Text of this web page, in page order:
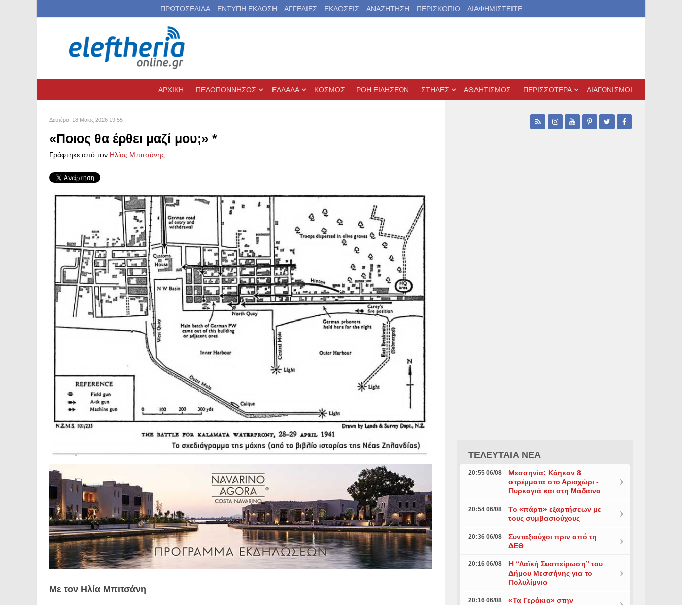
ΠΡΩΤΟΣΕΛΙΔΑ ΕΝΤΥΠΗ ΕΚΔΟΣΗ ΑΓΓΕΛΙΕΣ ΕΚΔΟΣΕΙΣ ΑΝΑΖΗΤΗΣΗ ΠΕΡΙΣΚΟΠΙΟ ΔΙΑΦΗΜΙΣΤΕΙΤΕ
ΑΡΧΙΚΗ ΠΕΛΟΠΟΝΝΗΣΟΣ ΕΛΛΑΔΑ ΚΟΣΜΟΣ ΡΟΗ ΕΙΔΗΣΕΩΝ ΣΤΗΛΕΣ ΑΘΛΗΤΙΣΜΟΣ ΠΕΡΙΣΣΟΤΕΡΑ ΔΙΑΓΩΝΙΣΜΟΙ
Δευτέρα, 18 Μαϊος 2026 19:55
«Ποιος θα έρθει μαζί μου;» *
Γράφτηκε από τον Ηλίας Μπιτσάνης
Με τον Ηλία Μπιτσάνη
ΤΕΛΕΥΤΑΙΑ ΝΕΑ
20:55 06/08
Μεσσηνία: Κάηκαν 8
στρέμματα στο Αριοχώρι -
Πυρκαγιά και στη Μάδαινα
20:54 06/08
Το «πάρτι» εξαρτήσεων με
τους συμβασιούχους
20:36 06/08
Συνταξιούχοι πριν από τη
ΔΕΘ
20:16 06/08
Η “Λαϊκή Συσπείρωση” του
Δήμου Μεσσήνης για το
Πολυλίμνιο
20:16 06/08
«Τα Γεράκια» στην